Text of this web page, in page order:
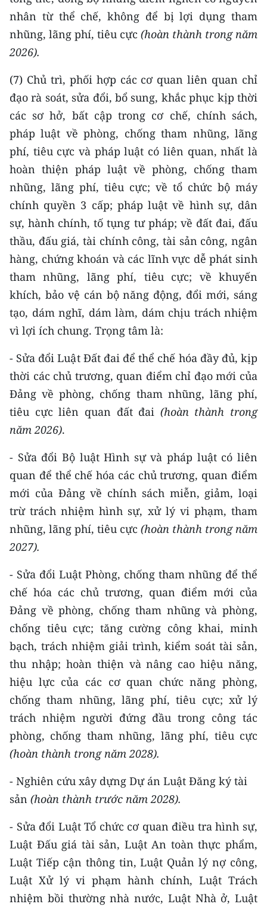
nhân từ thể chế, không để bị lợi dụng tham
nhũng, lãng phí, tiêu cực (hoàn thành trong năm
2026).
(7) Chủ trì, phối hợp các cơ quan liên quan chỉ
đạo rà soát, sửa đổi, bổ sung, khắc phục kịp thời
các sơ hở, bất cập trong cơ chế, chính sách,
pháp luật về phòng, chống tham nhũng, lãng
phí, tiêu cực và pháp luật có liên quan, nhất là
hoàn thiện pháp luật về phòng, chống tham
nhũng, lãng phí, tiêu cực; về tổ chức bộ máy
chính quyền 3 cấp; pháp luật về hình sự, dân
sự, hành chính, tố tụng tư pháp; về đất đai, đấu
thầu, đấu giá, tài chính công, tài sản công, ngân
hàng, chứng khoán và các lĩnh vực dễ phát sinh
tham nhũng, lãng phí, tiêu cực; về khuyến
khích, bảo vệ cán bộ năng động, đổi mới, sáng
tạo, dám nghĩ, dám làm, dám chịu trách nhiệm
vì lợi ích chung. Trọng tâm là:
- Sửa đổi Luật Đất đai để thể chế hóa đầy đủ, kịp
thời các chủ trương, quan điểm chỉ đạo mới của
Đảng về phòng, chống tham nhũng, lãng phí,
tiêu cực liên quan đất đai (hoàn thành trong
năm 2026).
- Sửa đổi Bộ luật Hình sự và pháp luật có liên
quan để thể chế hóa các chủ trương, quan điểm
mới của Đảng về chính sách miễn, giảm, loại
trừ trách nhiệm hình sự, xử lý vi phạm, tham
nhũng, lãng phí, tiêu cực (hoàn thành trong năm
2027).
- Sửa đổi Luật Phòng, chống tham nhũng để thể
chế hóa các chủ trương, quan điểm mới của
Đảng về phòng, chống tham nhũng và phòng,
chống tiêu cực; tăng cường công khai, minh
bạch, trách nhiệm giải trình, kiểm soát tài sản,
thu nhập; hoàn thiện và nâng cao hiệu năng,
hiệu lực của các cơ quan chức năng phòng,
chống tham nhũng, lãng phí, tiêu cực; xử lý
trách nhiệm người đứng đầu trong công tác
phòng, chống tham nhũng, lãng phí, tiêu cực
(hoàn thành trong năm 2028).
- Nghiên cứu xây dựng Dự án Luật Đăng ký tài
sản (hoàn thành trước năm 2028).
- Sửa đổi Luật Tổ chức cơ quan điều tra hình sự,
Luật Đấu giá tài sản, Luật An toàn thực phẩm,
Luật Tiếp cận thông tin, Luật Quản lý nợ công,
Luật Xử lý vi phạm hành chính, Luật Trách
nhiệm bồi thường nhà nước, Luật Nhà ở, Luật